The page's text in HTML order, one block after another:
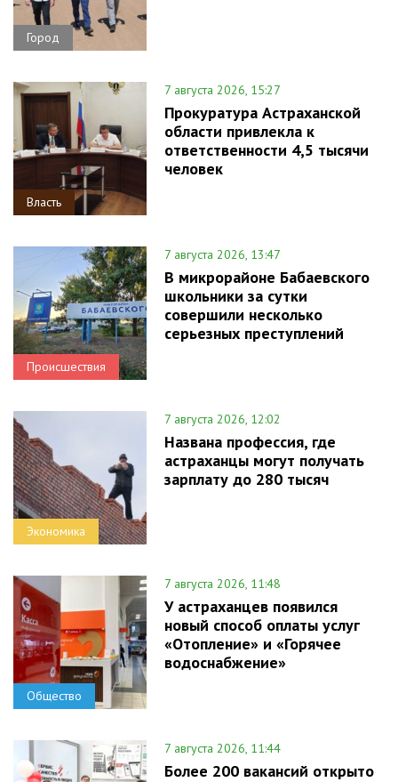
Город
Власть
7 августа 2026, 15:27
Прокуратура Астраханской
области привлекла к
ответственности 4,5 тысячи
человек
Происшествия
7 августа 2026, 13:47
В микрорайоне Бабаевского
школьники за сутки
совершили несколько
серьезных преступлений
Экономика
7 августа 2026, 12:02
Названа профессия, где
астраханцы могут получать
зарплату до 280 тысяч
Общество
7 августа 2026, 11:48
У астраханцев появился
новый способ оплаты услуг
«Отопление» и «Горячее
водоснабжение»
7 августа 2026, 11:44
Более 200 вакансий открыто